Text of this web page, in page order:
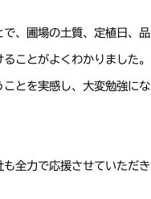
、圃場の土質、定植日、品
ことがよくわかりました。
とを実感し、大変勉強にな
全力で応援させていただき